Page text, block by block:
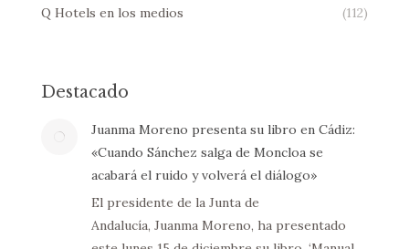
Q Hotels en los medios
(112)
Destacado
Juanma Moreno presenta su libro en Cádiz:
«Cuando Sánchez salga de Moncloa se
acabará el ruido y volverá el diálogo»
El presidente de la Junta de
Andalucía, Juanma Moreno, ha presentado